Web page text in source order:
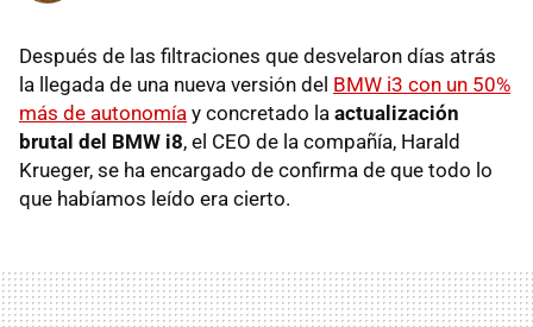
Después de las filtraciones que desvelaron días atrás
la llegada de una nueva versión del BMW i3 con un 50%
más de autonomía y concretado la actualización
brutal del BMW i8, el CEO de la compañía, Harald
Krueger, se ha encargado de confirma de que todo lo
que habíamos leído era cierto.